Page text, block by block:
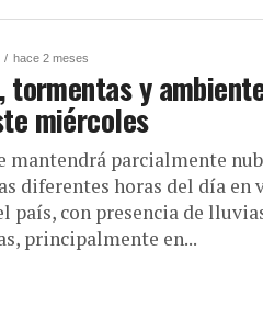
hace 2 meses
tormentas y
miércoles
mantendrá parcialmente
diferentes horas del día en
país, con presencia de
principalmente en...